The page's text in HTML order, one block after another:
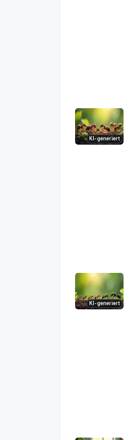
KI-generiert
KI-generiert